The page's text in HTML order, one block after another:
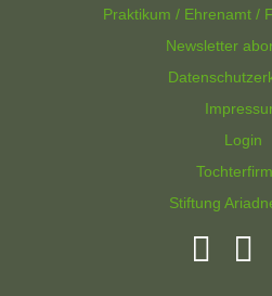
Praktikum / Ehrenamt /
Newsletter
Login
Stiftung